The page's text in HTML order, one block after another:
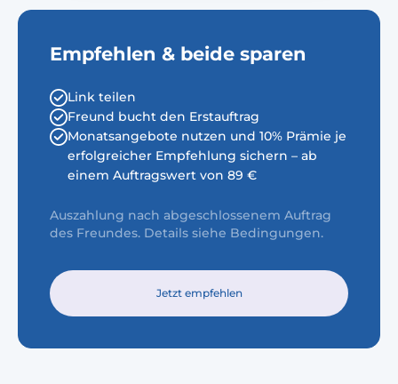
Empfehlen & beide sparen
Link teilen
Freund bucht den Erstauftrag
Monatsangebote nutzen und 10% Prämie je
erfolgreicher Empfehlung sichern – ab
einem Auftragswert von 89 €
Auszahlung nach abgeschlossenem Auftrag
des Freundes. Details siehe Bedingungen.
Jetzt empfehlen